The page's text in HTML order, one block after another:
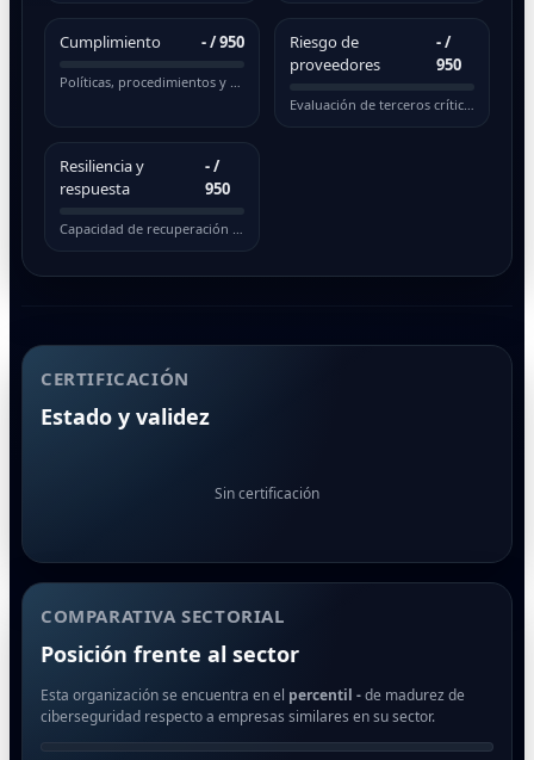
Cumplimiento -/ 950
Políticas, procedimientos y normativas
Riesgo de
proveedores
-/
950
Evaluación de terceros críticos
Resiliencia y
respuesta
-/
950
Capacidad de recuperación ante incidentes
CERTIFICACIÓN
Estado y validez
Sin certificación
COMPARATIVA SECTORIAL
Posición frente al sector
Esta organización se encuentra en el percentil -de madurez de
ciberseguridad respecto a empresas similares en su sector.